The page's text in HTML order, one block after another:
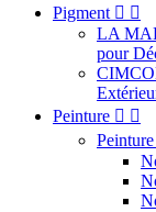
Pigment  
LA
pour
Peinture  